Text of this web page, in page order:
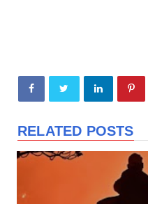
RELATED POSTS